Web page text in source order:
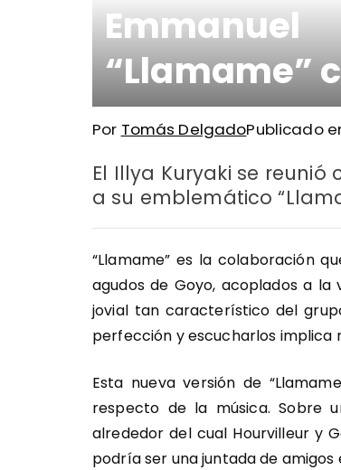
“Llamame”
Por Tomás DelgadoPublicado
El Illya Kuryaki se
a su emblemático
“Llamame” es la colaboración
agudos de Goyo, acoplados a la
jovial tan característico del
perfección y escucharlos implica
Esta nueva versión de
respecto de la música. Sobre
alrededor del cual Hourvilleur y
podría ser una juntada de